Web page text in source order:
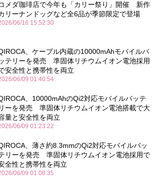
メダ珈琲店で今年も「カリー祭り」開催 新作
リーナンドッグなど全6品が季節限定で登場
06/16 15:52:30
、ケーブル内蔵の10000mAhモバイルバ
テリーを発売 準固体リチウムイオン電池採用
安全性と携帯性を両立
06/09 01:40:54
、10000mAhのQi2対応モバイルバッテ
リーを発売 準固体リチウムイオン電池搭載で大
量と安全性を両立
06/09 01:23:22
、薄さ約8.3mmのQi2対応モバイルバッ
リーを発売 準固体リチウムイオン電池採用で
全性と携帯性を両立
06/09 01:08:35